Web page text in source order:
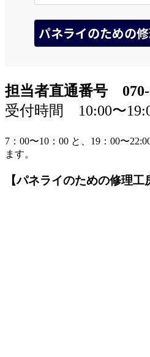
担当者直通番号 070-
受付時間 10:00〜
7：00〜10：00 と、19：00〜
ます。
【パネライのための修理